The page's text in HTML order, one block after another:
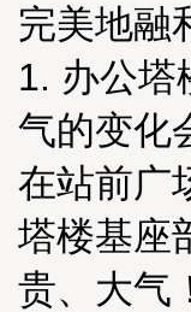
完美地融
1. 办公塔
气的变化
在站前广
塔楼基座
贵、大气